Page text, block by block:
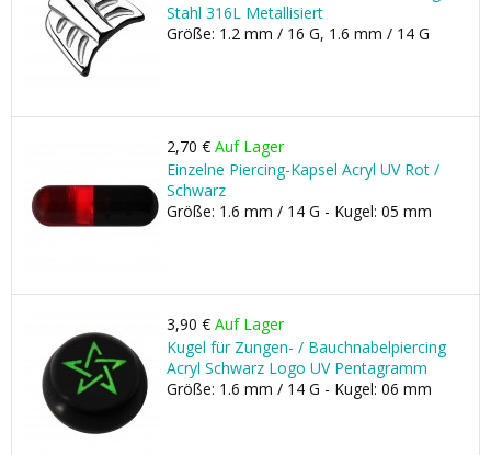
Stahl 316L Metallisiert
Größe: 1.2 mm / 16 G, 1.6 mm / 14 G
2,70 € Auf Lager
Einzelne Piercing-Kapsel Acryl UV Rot /
Schwarz
Größe: 1.6 mm / 14 G - Kugel: 05 mm
3,90 € Auf Lager
Kugel für Zungen- / Bauchnabelpiercing
Acryl Schwarz Logo UV Pentagramm
Größe: 1.6 mm / 14 G - Kugel: 06 mm